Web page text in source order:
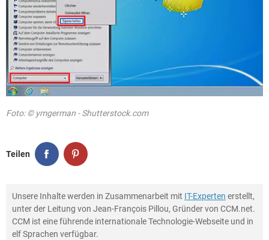
Foto: © ymgerman - Shutterstock.com
Teilen
Unsere Inhalte werden in Zusammenarbeit mit IT-Experten erstellt,
unter der Leitung von Jean-François Pillou, Gründer von CCM.net.
CCM ist eine führende internationale Technologie-Webseite und in
elf Sprachen verfügbar.